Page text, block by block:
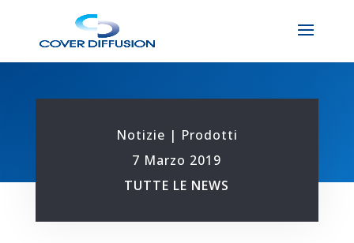
Notizie | Prodotti
7 Marzo 2019
TUTTE LE NEWS